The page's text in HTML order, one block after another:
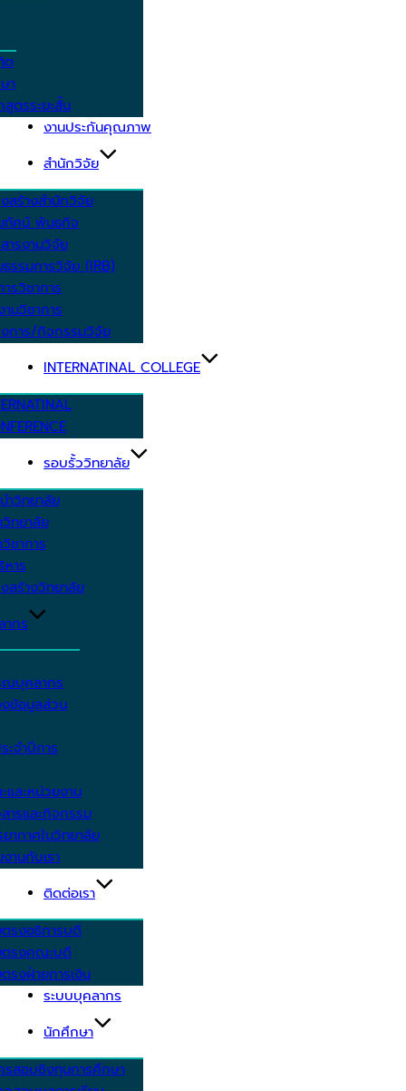
ต
า
ตรระยะสั้น
งานประกันคุณภาพ
สำนักวิจัย
สร้างสำนักวิจัย
ทัศน์ พันธกิจ
ารงานวิจัย
รรมการวิจัย (IRB)
รวิชาการ
นวิชาการ
งการ/กิจกรรมวิจัย
INTERNATINAL COLLEGE
รอบรั้ววิทยาลัย
ำวิทยาลัย
ทยาลัย
ชาการ
าร
สร้างวิทยาลัย
กร
ณบุคลากร
ข้อมูลส่วน
จำปีการ
ละหน่วยงาน
ารและกิจกรรม
ากาศในวิทยาลัย
านกับเรา
ติดต่อเรา
รงอธิการบดี
ตรงคณะบดี
รงฝ่ายการเงิน
ระบบบุคลากร
นักศึกษา
รสอบชิงทุนการศึกษา